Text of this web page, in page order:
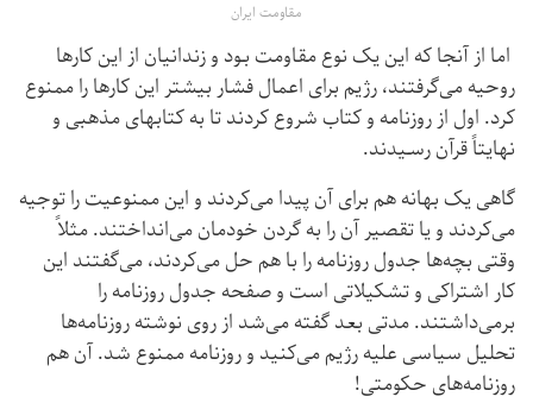
مقاومت ایران
اما از آنجا که این یک نوع مقاومت بـود و زندانیان از این کارها
روحیه می‌گرفتند، رژیم برای اعمال فشار بیشتر این کارها را ممنوع
کرد. اول از روزنامه و کتاب شروع کردند تا به کتابهای مذهبی و
نهایتاً قرآن رسـیدند.
گاهی یک بهانه هم برای آن پیدا می‌کردند و این ممنوعیت را توجیه
می‌کردند و یا تقصیر آن را به گردن خودمان می‌انداختند. مثلاً
وقتی بچه‌ها جدول روزنامه را با هم حل می‌کردند، می‌گفتند این
کار اشتراکی و تشکیلاتی است و صفحه جدول روزنامه را
برمی‌داشتند. مدتی بعد گفته می‌شد از روی نوشته روزنامه‌ها
تحلیل سیاسی علیه رژیم می‌کنید و روزنامه ممنوع شد. آن هم
روزنامه‌های حکومتی!